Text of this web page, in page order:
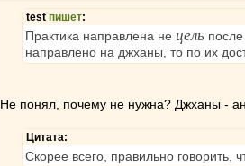
test пишет:
Практика направлена не цель
направлено на джханы, то по их
Не понял, почему не нужна? Джханы -
Цитата:
Скорее всего, правильно говорить,